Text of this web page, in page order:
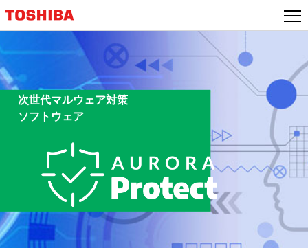
ャ
ン
プ
次世代マルウェア対策
ソフトウェア